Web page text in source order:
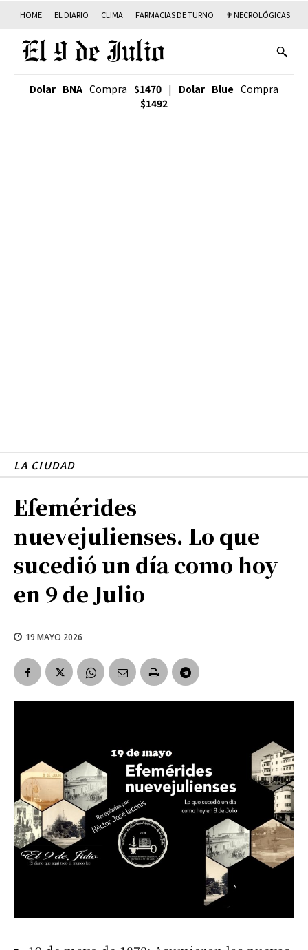
HOME EL DIARIO CLIMA FARMACIAS DE TURNO ✟ NECROLÓGICAS
Dolar BNA Compra $1470 | Dolar Blue Compra
$1492
LA CIUDAD
Efemérides
nuevejulienses. Lo que
sucedió un día como hoy
en 9 de Julio
19 MAYO 2026